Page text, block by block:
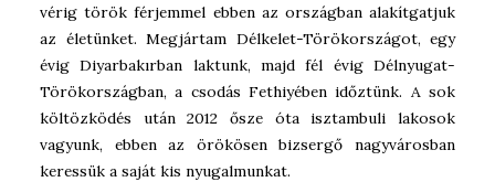
vérig török férjemmel ebben az országban alakítgatjuk
az életünket. Megjártam Délkelet-Törökországot, egy
évig Diyarbakırban laktunk, majd fél évig Délnyugat-
Törökországban, a csodás Fethiyében időztünk. A sok
költözködés után 2012 ősze óta isztambuli lakosok
vagyunk, ebben az örökösen bizsergő nagyvárosban
keressük a saját kis nyugalmunkat.